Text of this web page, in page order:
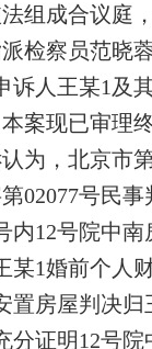
组成合议庭
检察员范晓
诉人王某1及
案现已审理
为，北京市
02077号民
内12号院中南
某1婚前个人
置房屋判决归
分证明12号院